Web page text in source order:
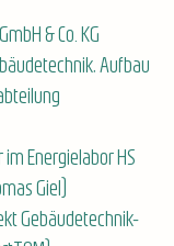
& Co. KG
Aufbau
Energielabor HS
Giel)
Gebäudetechnik-